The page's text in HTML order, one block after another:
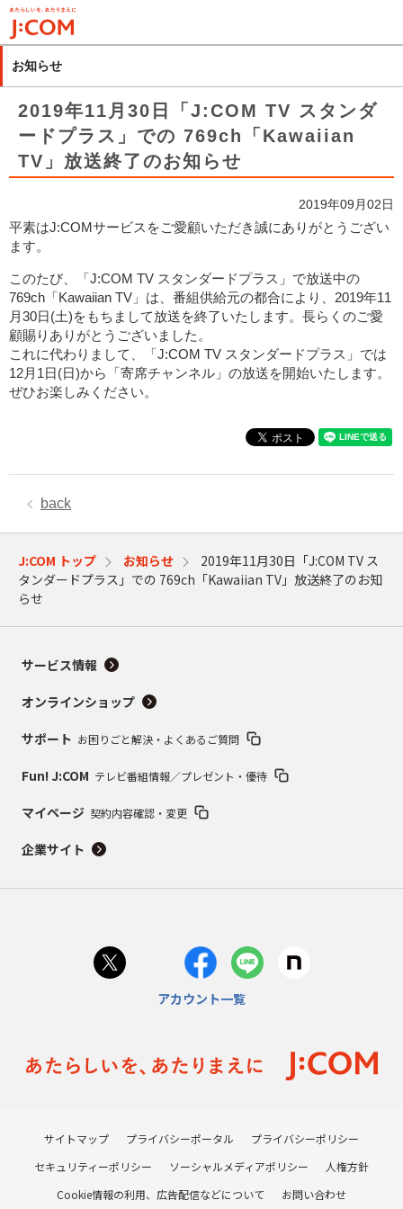
メ
イ
コ
に
動
お知らせ
2019年11月30日「J:COM TV スタンダ
ードプラス」での 769ch「Kawaiian
TV」放送終了のお知らせ
2019年09月02日
平素はJ:COMサービスをご愛顧いただき誠にありがとうござい
ます。
このたび、「J:COM TV スタンダードプラス」で放送中の
769ch「Kawaiian TV」は、番組供給元の都合により、2019年11
月30日(土)をもちまして放送を終了いたします。長らくのご愛
顧賜りありがとうございました。
これに代わりまして、「J:COM TV スタンダードプラス」では
12月1日(日)から「寄席チャンネル」の放送を開始いたします。
ぜひお楽しみください。
back
J:COM トップ お知らせ
2019年11月30日「J:COM TV ス
タンダードプラス」での 769ch「Kawaiian TV」放送終了のお知
らせ
サービス情報
オンラインショップ
サポート お困りごと解決・よくあるご質問
Fun! J:COM テレビ番組情報／プレゼント・優待
マイページ 契約内容確認・変更
企業サイト
アカウント一覧
サイトマップ プライバシーポータル
プライバシーポリシー
セキュリティーポリシー
ソーシャルメディアポリシー
人権方針
Cookie情報の利用、広告配信などについて
お問い合わせ